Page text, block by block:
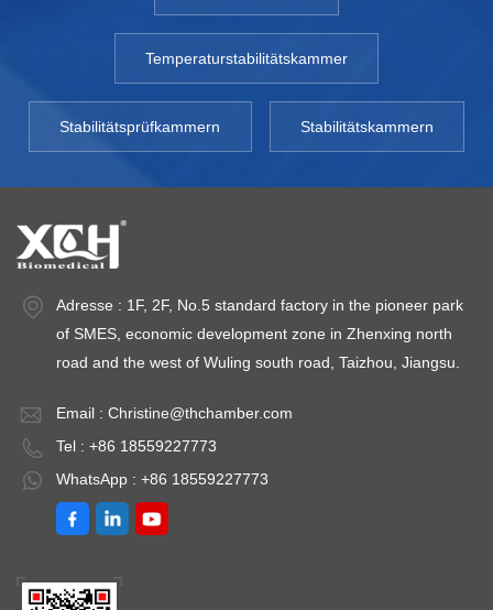
Temperaturstabilitätskammer
Stabilitätsprüfkammern Stabilitätskammern
Adresse : 1F, 2F, No.5 standard factory in the pioneer park
of SMES, economic development zone in Zhenxing north
road and the west of Wuling south road, Taizhou, Jiangsu.
Email : Christine@thchamber.com
Tel : +86 18559227773
WhatsApp : +86 18559227773